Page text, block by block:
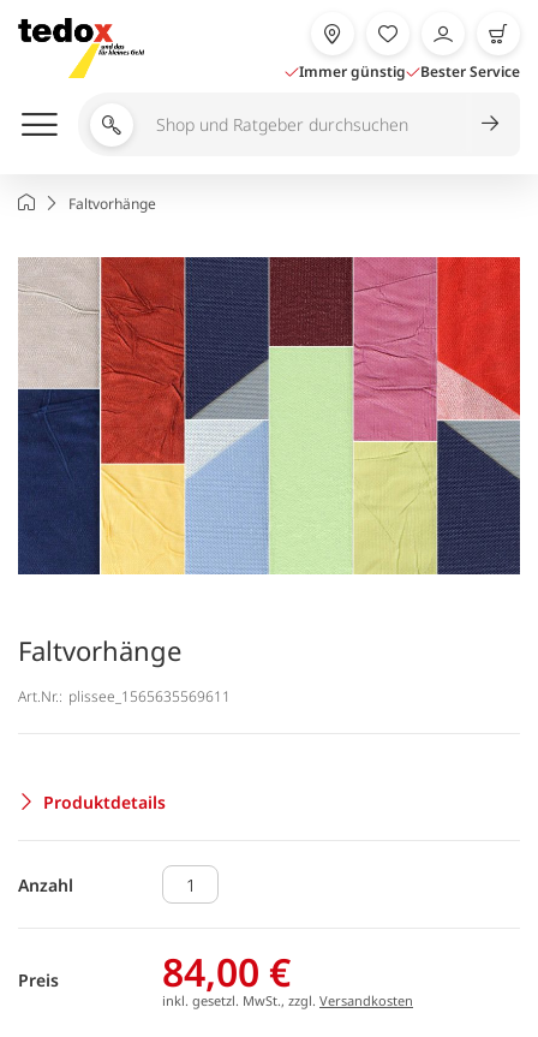
Inhalt
springen
Immer günstig Bester Service
Shop
durchsuchen
StartseiteFaltvorhänge
Faltvorhänge
Art.Nr.: plissee_1565635569611
Produktdetails
Anzahl
Preis 84,00 €
inkl. gesetzl. MwSt., zzgl. Versandkosten